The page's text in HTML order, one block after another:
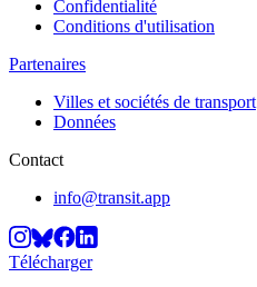
Confidentialité
Conditions d'utilisation
Partenaires
Villes et sociétés de transport
Données
Contact
info@transit.app
Télécharger